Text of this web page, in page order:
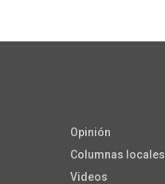
Opinión
Columnas locales
Videos